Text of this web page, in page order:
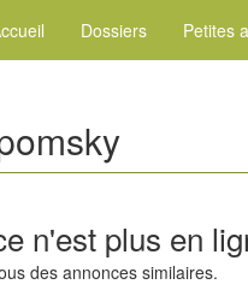
Dossiers Petites
n'est plus en
des annonces similaires.